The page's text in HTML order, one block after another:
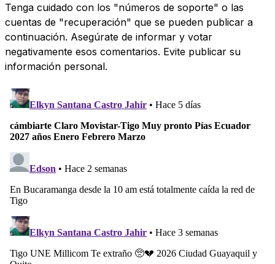
Tenga cuidado con los "números de soporte" o las
cuentas de "recuperación" que se pueden publicar a
continuación. Asegúrate de informar y votar
negativamente esos comentarios. Evite publicar su
información personal.